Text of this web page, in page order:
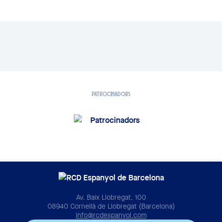
PATROCINADORS
Av. Baix Llobregat, 100
08940 Cornellà de Llobregat (Barcelona)
info@rcdespanyol.com